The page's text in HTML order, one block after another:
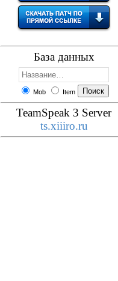
База данных
Mob Item
TeamSpeak 3 Server
ts.xiiiro.ru